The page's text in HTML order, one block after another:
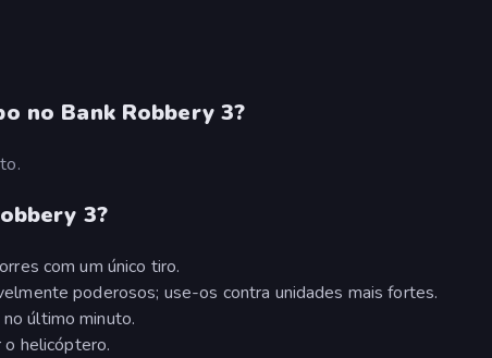
no Bank Robbery 3?
3?
com um único tiro.
poderosos; use-os contra unidades mais fortes.
último minuto.
o helicóptero.